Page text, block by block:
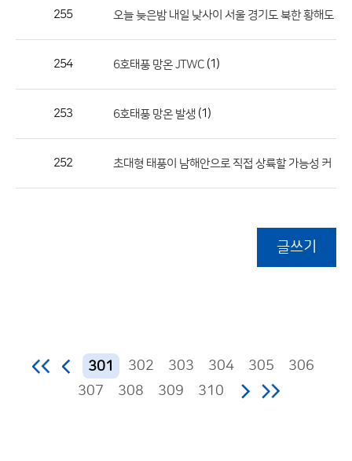
255 오늘 늦은밤 내일 낮사이 서울 경기도 북한 황해도
254 6호태풍 망온 JTWC (1)
253 6호태풍 망온 발생 (1)
252 초대형 태풍이 남해안으로 직접 상륙할 가능성 커
글쓰기
301 302 303 304 305
306
307
308 309 310